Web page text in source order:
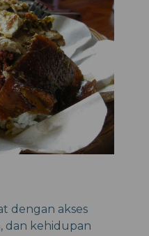
dengan akses
dan kehidupan